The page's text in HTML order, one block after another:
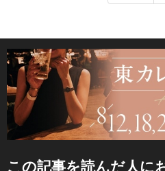
この記事を読んだ人に